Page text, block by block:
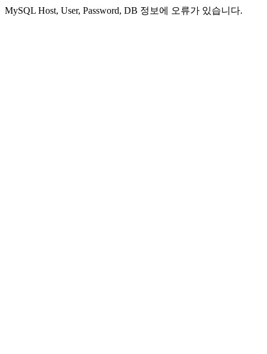
MySQL Host, User, Password, DB 정보에 오류가 있습니다.